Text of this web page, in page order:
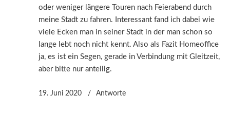
oder weniger längere Touren nach Feierabend durch
meine Stadt zu fahren. Interessant fand ich dabei wie
viele Ecken man in seiner Stadt in der man schon so
lange lebt noch nicht kennt. Also als Fazit Homeoffice
ja, es ist ein Segen, gerade in Verbindung mit Gleitzeit,
aber bitte nur anteilig.
19. Juni 2020 Antworte